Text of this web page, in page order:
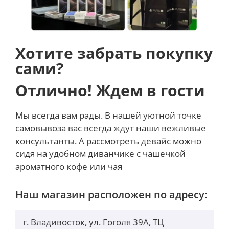
и дала. Рискну предположить, что продажи iPhone
16 Pro будут очень хорошими. С точки
Max практически не имеют отличий от смартфонов
предыдущего поколения. Добавился новый золотой
цвет и на этом всё. Те же привычные
плюс LiDARна задней панели и Dynamic Island на
передней. Естественно, никуда не делся титановый
корпус, который хорошо себя зарекомендовал с
точки зрения износостойкости.
Самый мощный Айфон в 2024
Хотите забрать покупку
сами?
Отлично! Ждем в гости
Мы всегда вам рады. В нашей уютной точке
самовывоза вас всегда ждут наши вежливые
консультанты. А рассмотреть девайс можно
сидя на удобном диванчике с чашечкой
ароматного кофе или чая
Наш магазин расположен по адресу:
г. Владивосток, ул. Гоголя 39А, ТЦ